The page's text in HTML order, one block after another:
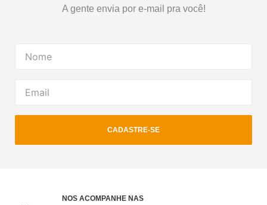
A gente envia por e-mail pra você!
CADASTRE-SE
NOS ACOMPANHE NAS